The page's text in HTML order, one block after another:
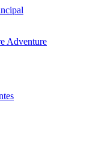
Adventure